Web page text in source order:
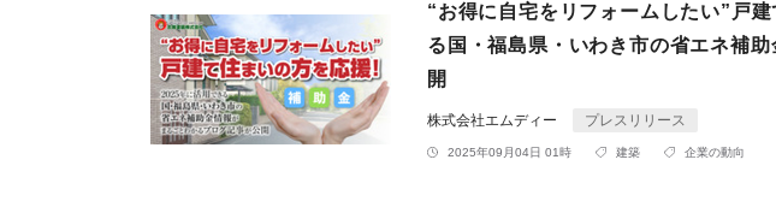
“お得に自宅をリフォームしたい”戸
る国・福島県・いわき市の省エネ補
開
株式会社エムディー プレスリリース
2025年09月04日 01時 建築 企業の動向